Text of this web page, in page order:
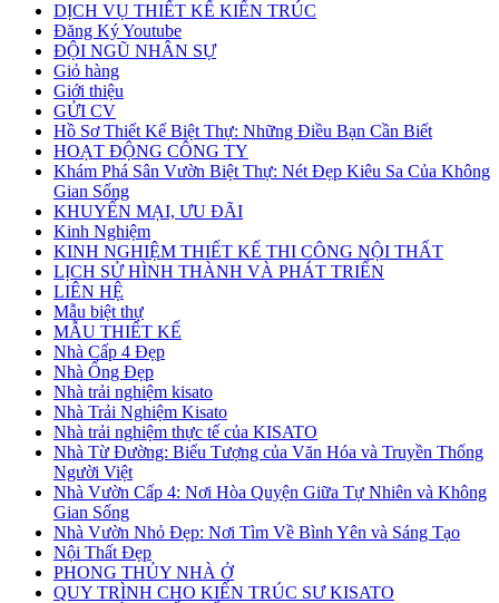
DỊCH VỤ THIẾT KẾ KIẾN TRÚC
Đăng Ký Youtube
ĐỘI NGŨ NHÂN SỰ
Giỏ hàng
Giới thiệu
GỬI CV
Hồ Sơ Thiết Kế Biệt Thự: Những Điều Bạn Cần Biết
HOẠT ĐỘNG CÔNG TY
Khám Phá Sân Vườn Biệt Thự: Nét Đẹp Kiêu Sa Của Không
Gian Sống
KHUYẾN MẠI, ƯU ĐÃI
Kinh Nghiệm
KINH NGHIỆM THIẾT KẾ THI CÔNG NỘI THẤT
LỊCH SỬ HÌNH THÀNH VÀ PHÁT TRIỂN
LIÊN HỆ
Mẫu biệt thự
MẪU THIẾT KẾ
Nhà Cấp 4 Đẹp
Nhà Ống Đẹp
Nhà trải nghiệm kisato
Nhà Trải Nghiệm Kisato
Nhà trải nghiệm thực tế của KISATO
Nhà Từ Đường: Biểu Tượng của Văn Hóa và Truyền Thống
Người Việt
Nhà Vườn Cấp 4: Nơi Hòa Quyện Giữa Tự Nhiên và Không
Gian Sống
Nhà Vườn Nhỏ Đẹp: Nơi Tìm Về Bình Yên và Sáng Tạo
Nội Thất Đẹp
PHONG THỦY NHÀ Ở
QUY TRÌNH CHO KIẾN TRÚC SƯ KISATO